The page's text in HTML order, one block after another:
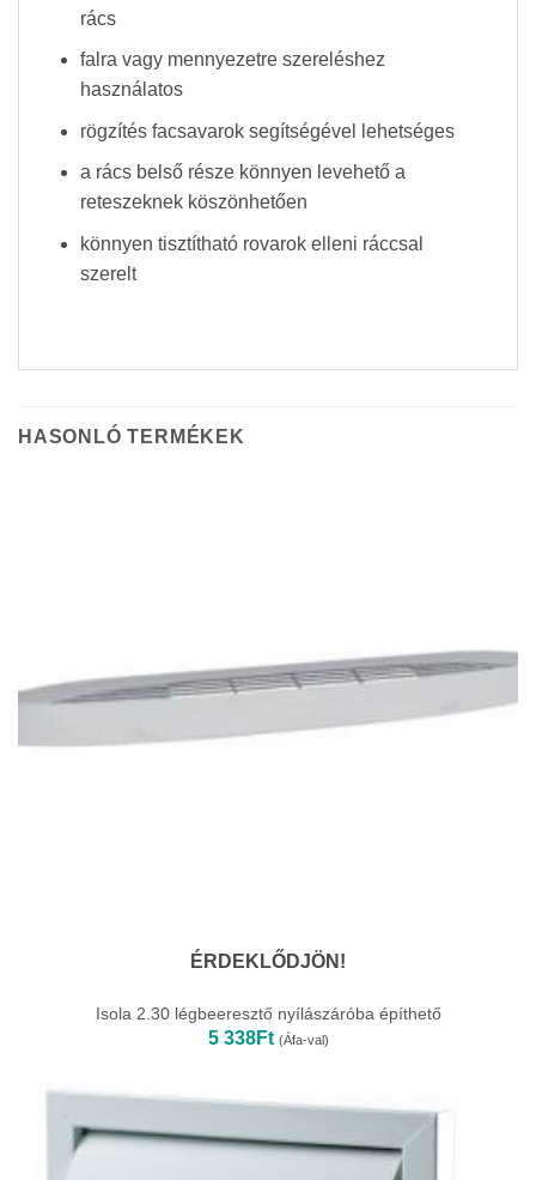
rács
falra vagy mennyezetre szereléshez
használatos
rögzítés facsavarok segítségével lehetséges
a rács belső része könnyen levehető a
reteszeknek köszönhetően
könnyen tisztítható rovarok elleni ráccsal
szerelt
HASONLÓ TERMÉKEK
ÉRDEKLŐDJÖN!
Isola 2.30 légbeeresztő nyílászáróba építhető
5 338Ft (Áfa-val)